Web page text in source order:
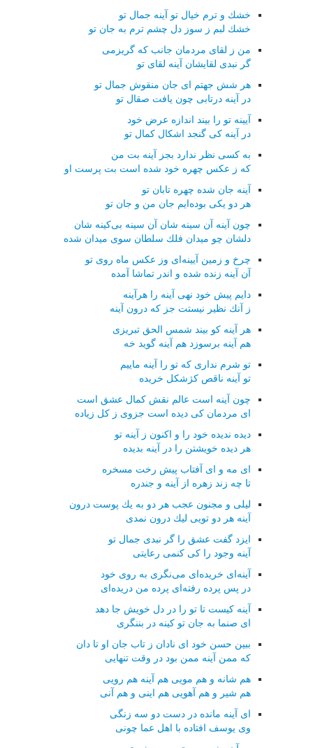
خشك و ترم خیال تو آینه جمال تو
خشك لبم ز سوز دل چشم ترم به جان تو
من ز لقای مردمان جانب كه گریزمی
گر نبدی لقایشان آینه لقای تو
هر شش جهتم ای جان منقوش جمال تو
در آینه درتابی چون یافت صقال تو
آیینه تو را بیند اندازه عرض خود
در آینه كی گنجد اشكال كمال تو
به كسی نظر ندارد بجز آینه بت من
كه ز عكس چهره خود شده است بت پرست او
آینه جان شده چهره تابان تو
هر دو یكی بوده‌ایم جان من و جان تو
چون آینه آن سینه شان آن سینه بی‌كینه شان
دلشان چو میدان فلك سلطان سوی میدان شده
چرخ و زمین آیینه‌ای وز عكس ماه روی تو
آن آینه زنده شده و اندر تماشا آمده
دایم پیش خود نهی آینه را هرآینه
ز آنك نظیر نیستت جز كه درون آینه
هر آینه كو بیند شمس الحق تبریزی
هم آینه برسوزد هم آینه گوید خه
تو شرم نداری كه تو را آینه ماییم
تو آینه ناقص كژشكل خریده
چون آینه است عالم نقش كمال عشق است
ای مردمان كی دیده است جزوی ز كل زیاده
دیده ندیده خود را و اكنون ز آینه تو
هر دیده خویشتن را در آینه بدیده
ای مه و ای آفتاب پیش رخت مسخره
تا چه زند زهره از آینه و جندره
لیلی و مجنون عجب هر دو به یك پوست درون
آینه هر دو تویی لیك درون نمدی
ایزد گفت عشق را گر نبدی جمال تو
آینه وجود را كی كنمی رعایتی
آینه‌ای خریده‌ای می‌نگری به روی خود
در پس پرده رفته‌ای پرده من دریده‌ای
آینه كیست تا تو را در دل خویش جا دهد
ای صنما به جان تو كینه در بننگری
ببین حسن خود ای نادان ز تاب جان او تا دان
كه ممن آینه ممن بود در وقت تنهایی
هم شانه و هم مویی هم آینه هم رویی
هم شیر و هم آهویی هم اینی و هم آنی
ای آینه مانده در دست دو سه زنگی
وی یوسف افتاده با اهل عما چونی